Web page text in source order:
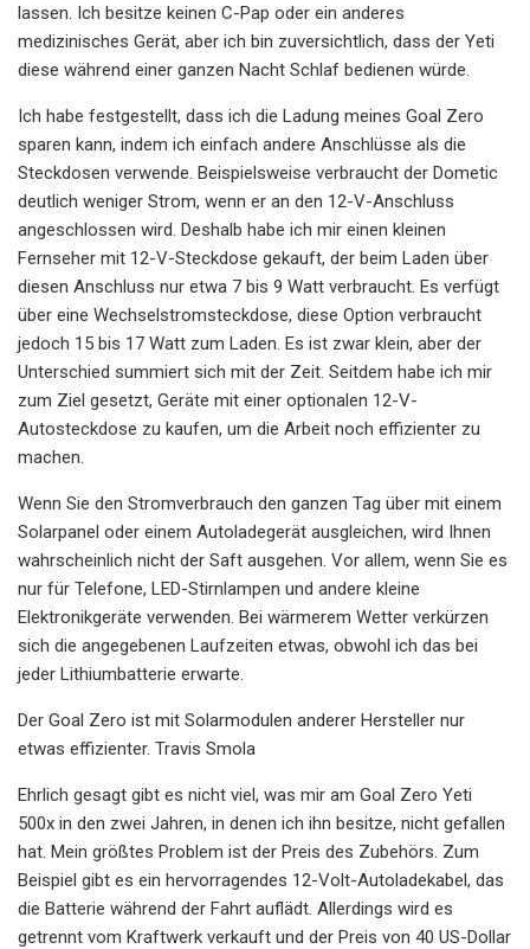
lassen. Ich besitze keinen C-Pap oder ein anderes
medizinisches Gerät, aber ich bin zuversichtlich, dass der Yeti
diese während einer ganzen Nacht Schlaf bedienen würde.
Ich habe festgestellt, dass ich die Ladung meines Goal Zero
sparen kann, indem ich einfach andere Anschlüsse als die
Steckdosen verwende. Beispielsweise verbraucht der Dometic
deutlich weniger Strom, wenn er an den 12-V-Anschluss
angeschlossen wird. Deshalb habe ich mir einen kleinen
Fernseher mit 12-V-Steckdose gekauft, der beim Laden über
diesen Anschluss nur etwa 7 bis 9 Watt verbraucht. Es verfügt
über eine Wechselstromsteckdose, diese Option verbraucht
jedoch 15 bis 17 Watt zum Laden. Es ist zwar klein, aber der
Unterschied summiert sich mit der Zeit. Seitdem habe ich mir
zum Ziel gesetzt, Geräte mit einer optionalen 12-V-
Autosteckdose zu kaufen, um die Arbeit noch effizienter zu
machen.
Wenn Sie den Stromverbrauch den ganzen Tag über mit einem
Solarpanel oder einem Autoladegerät ausgleichen, wird Ihnen
wahrscheinlich nicht der Saft ausgehen. Vor allem, wenn Sie es
nur für Telefone, LED-Stirnlampen und andere kleine
Elektronikgeräte verwenden. Bei wärmerem Wetter verkürzen
sich die angegebenen Laufzeiten etwas, obwohl ich das bei
jeder Lithiumbatterie erwarte.
Der Goal Zero ist mit Solarmodulen anderer Hersteller nur
etwas effizienter. Travis Smola
Ehrlich gesagt gibt es nicht viel, was mir am Goal Zero Yeti
500x in den zwei Jahren, in denen ich ihn besitze, nicht gefallen
hat. Mein größtes Problem ist der Preis des Zubehörs. Zum
Beispiel gibt es ein hervorragendes 12-Volt-Autoladekabel, das
die Batterie während der Fahrt auflädt. Allerdings wird es
getrennt vom Kraftwerk verkauft und der Preis von 40 US-Dollar